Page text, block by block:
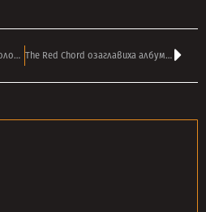
Том Йорк с детайли около соловия албум The Red Chord озаглавиха албума си